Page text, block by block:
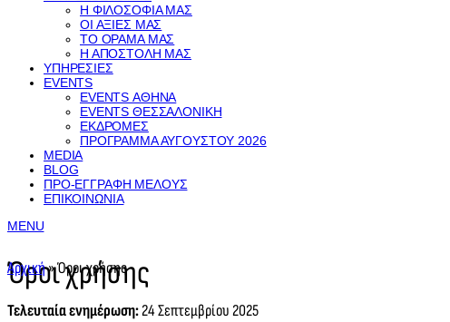
Η ΦΙΛΟΣΟΦΊΑ ΜΑΣ
ΟΙ ΑΞΊΕΣ ΜΑΣ
ΤΟ ΌΡΑΜΑ ΜΑΣ
Η ΑΠΟΣΤΟΛΉ ΜΑΣ
ΥΠΗΡΕΣΊΕΣ
EVENTS
EVENTS ΑΘΉΝΑ
EVENTS ΘΕΣΣΑΛΟΝΊΚΗ
ΕΚΔΡΟΜΈΣ
ΠΡΌΓΡΑΜΜΑ ΑΥΓΟΎΣΤΟΥ 2026
MEDIA
BLOG
ΠΡΟ-ΕΓΓΡΑΦΉ ΜΈΛΟΥΣ
ΕΠΙΚΟΙΝΩΝΊΑ
MENU
Όροι χρήσης
Αρχική»Όροι χρήσης
Τελευταία ενημέρωση:24 Σεπτεμβρίου 2025